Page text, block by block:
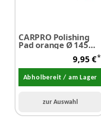
CARPRO Polishing
Pad orange Ø 145
mm - SALE
9,95 €*
Abholbereit / am Lager
zur Auswahl